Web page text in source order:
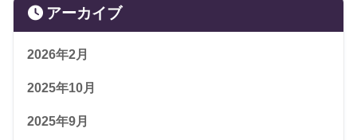
アーカイブ
2026年2月
2025年10月
2025年9月